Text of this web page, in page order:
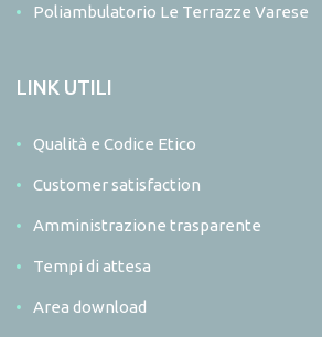
Poliambulatorio Le Terrazze Varese
LINK UTILI
Qualità e Codice Etico
Customer satisfaction
Amministrazione trasparente
Tempi di attesa
Area download